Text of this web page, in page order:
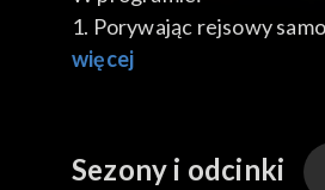
1. Porywając rejsowy
można byłoby ukarać
3. IX edycja Nagrody
więcej
Sezony i odcinki